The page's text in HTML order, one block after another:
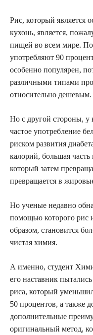
Рис, который является
кухонь, является,
пищей во всем мире.
употребляют 90
особенно популярен,
различными типами
относительно дешевым.
Но с другой стороны, у
частое употребление
риском развития
калорий, большая часть
который затем
превращается в
Но ученые недавно
помощью которого рис
образом, становится
чистая химия.
А именно, студент
его наставник
риса, который
50 процентов, а также
дополнительные
оригинальный метод,